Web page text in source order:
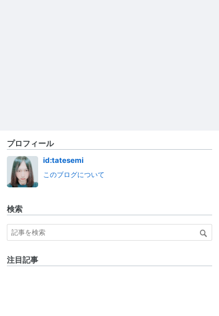
プロフィール
id:tatesemi
このブログについて
検索
注目記事